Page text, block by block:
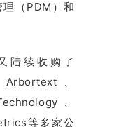
（PDM）和
陆续收购了
、
、
等多家公